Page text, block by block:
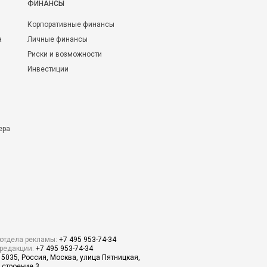
ФИНАНСЫ
Корпоративные финансы
Личные финансы
Риски и возможности
Инвестиции
рекламы: +7 495 953-74-34
+7 495 953-74-34
Россия, Москва, улица Пятницкая,